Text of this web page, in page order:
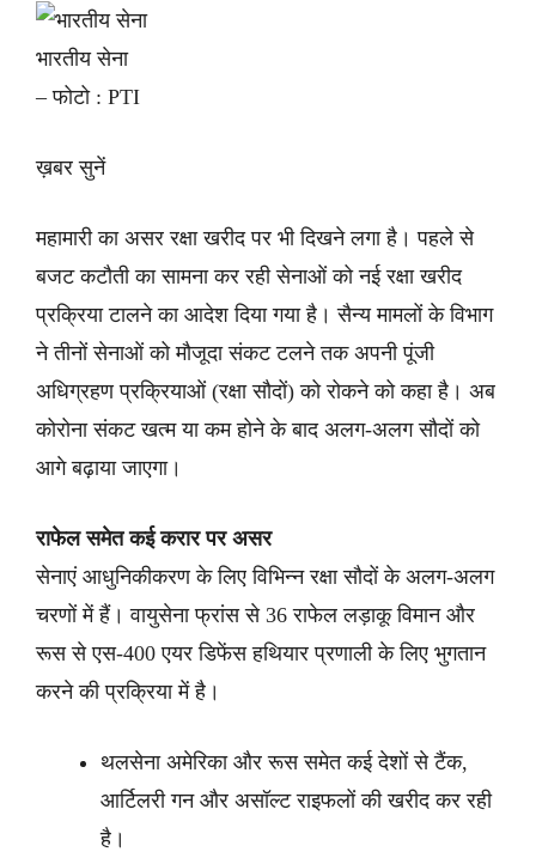
भारतीय सेना
– फोटो : PTI
ख़बर सुनें
महामारी का असर रक्षा खरीद पर भी दिखने लगा है। पहले से
बजट कटौती का सामना कर रही सेनाओं को नई रक्षा खरीद
प्रक्रिया टालने का आदेश दिया गया है। सैन्य मामलों के विभाग
ने तीनों सेनाओं को मौजूदा संकट टलने तक अपनी पूंजी
अधिग्रहण प्रक्रियाओं (रक्षा सौदों) को रोकने को कहा है। अब
कोरोना संकट खत्म या कम होने के बाद अलग-अलग सौदों को
आगे बढ़ाया जाएगा।
राफेल समेत कई करार पर असर
सेनाएं आधुनिकीकरण के लिए विभिन्न रक्षा सौदों के अलग-अलग
चरणों में हैं। वायुसेना फ्रांस से 36 राफेल लड़ाकू विमान और
रूस से एस-400 एयर डिफेंस हथियार प्रणाली के लिए भुगतान
करने की प्रक्रिया में है।
थलसेना अमेरिका और रूस समेत कई देशों से टैंक,
आर्टिलरी गन और असॉल्ट राइफलों की खरीद कर रही
है।